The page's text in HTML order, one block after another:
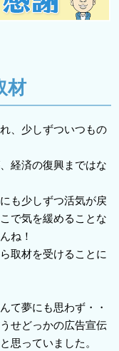
材
、少しずついつもの
経済の復興まではな
も少しずつ活気が戻
で気を緩めることな
ね！
取材を受けることに
て夢にも思わず・・
せどっかの広告宣伝
思っていました。